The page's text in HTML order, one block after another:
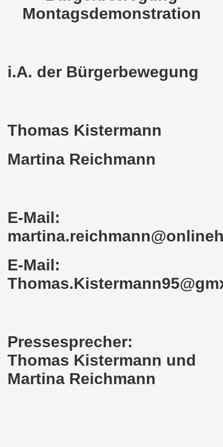
Montagsdemonstration
i.A. der Bürgerbewegung
Thomas Kistermann
Martina Reichmann
E-Mail:
E-Mail:
Pressesprecher:
Thomas Kistermann und
Martina Reichmann
Bewegung als Korrespondenz veröffentlicht von
Bewegung Gelsenkirchen sagt am 12.06.2023 „Nein“
am 13.03.2023 ruft auf: Aktiver Widerstand
am 23.01.2023: Nebenkostenexplosion
im neuen Jahr 2023 am 23.01.2023 mit
Bewegung am 21.11.2022: Sofortiger Stopp des
Montagsdemo-Bewegung am 14.11.2022 auf dem
Herbstdemonstration gegen die Politik der
ruft auf am 10.10.2022 zur Solidarität mit den